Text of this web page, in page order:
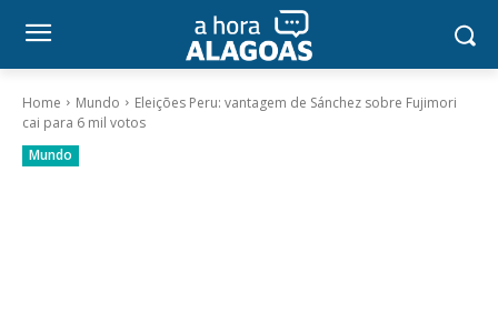
Home Mundo
Eleições Peru: vantagem de Sánchez sobre Fujimori
cai para 6 mil votos
Mundo